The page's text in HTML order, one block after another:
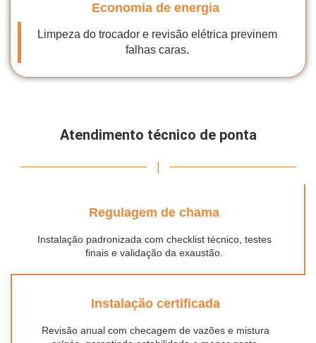
Economia de energia
Limpeza do trocador e revisão elétrica previnem
falhas caras.
Atendimento técnico de ponta
Regulagem de chama
Instalação padronizada com checklist técnico, testes
finais e validação da exaustão.
Instalação certificada
Revisão anual com checagem de vazões e mistura